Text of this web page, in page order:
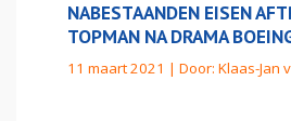
NABESTAANDEN EISEN
TOPMAN NA DRAMA
11 maart 2021 | Door: Klaas-Jan